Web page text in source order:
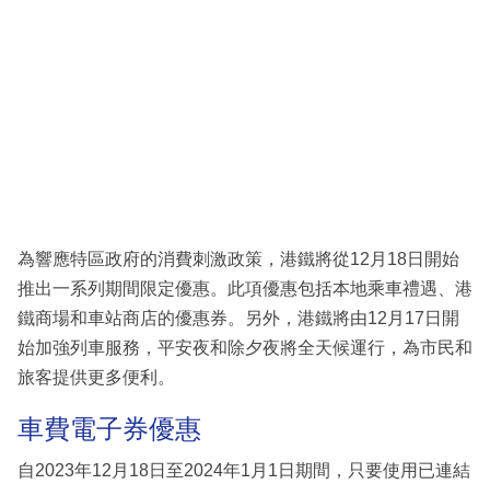
區
為響應特區政府的消費刺激政策，港鐵將從12月18日開始
推出一系列期間限定優惠。此項優惠包括本地乘車禮遇、港
鐵商場和車站商店的優惠券。另外，港鐵將由12月17日開
始加強列車服務，平安夜和除夕夜將全天候運行，為市民和
旅客提供更多便利。
車費電子券優惠
自2023年12月18日至2024年1月1日期間，只要使用已連結